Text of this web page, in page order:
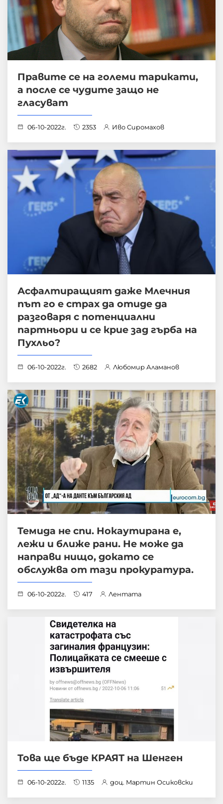
Правите се на големи тарикати,
а после се чудите защо не
гласуват
06-10-2022г. 2353 Иво Сиромахов
Асфалтиращият даже Млечния
път го е страх да отиде да
разговаря с потенциални
партньори и се крие зад гърба на
Пухльо?
06-10-2022г. 2682 Любомир Аламанов
Темида не спи. Нокаутирана е,
лежи и ближе рани. Не може да
направи нищо, докато се
обслужва от тази прокуратура.
06-10-2022г. 417 Лентата
Това ще бъде КРАЯТ на Шенген
06-10-2022г. 1135 доц. Мартин Осиковски